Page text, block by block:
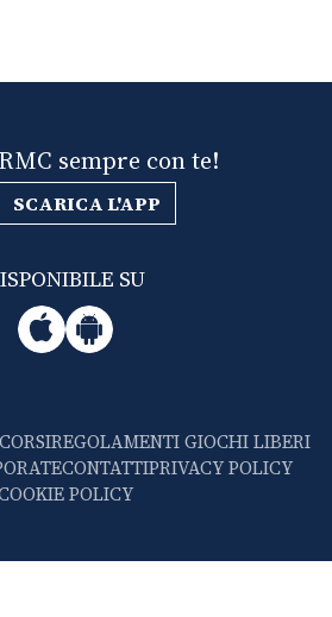
RMC sempre con te!
SCARICA L'APP
SU
REGOLAMENTI GIOCHI LIBERI
CONTATTIPRIVACY POLICY
POLICY